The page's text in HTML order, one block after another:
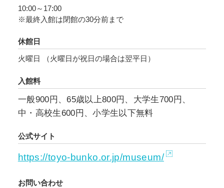
10:00～17:00
※最終入館は閉館の30分前まで
休館日
火曜日 （火曜日が祝日の場合は翌平日）
入館料
一般900円、65歳以上800円、大学生700円、
中・高校生600円、小学生以下無料
公式サイト
https://toyo-bunko.or.jp/museum/
お問い合わせ